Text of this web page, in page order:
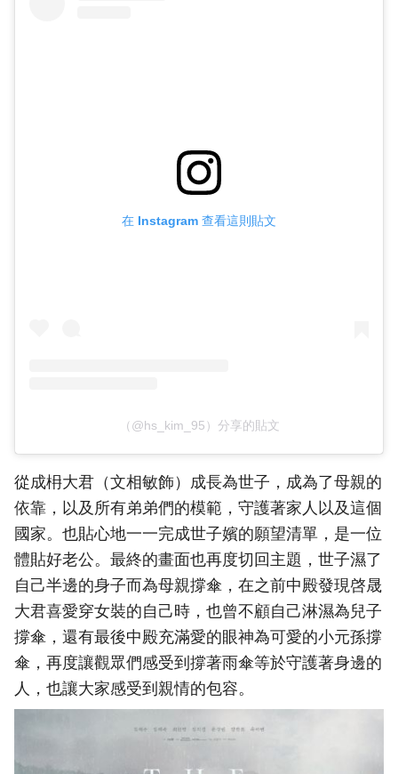
在 Instagram 查看這則貼文
（@hs_kim_95）分享的貼文
從成枏大君（文相敏飾）成長為世子，成為了母親的
依靠，以及所有弟弟們的模範，守護著家人以及這個
國家。也貼心地一一完成世子嬪的願望清單，是一位
體貼好老公。最終的畫面也再度切回主題，世子濕了
自己半邊的身子而為母親撐傘，在之前中殿發現啓晟
大君喜愛穿女裝的自己時，也曾不顧自己淋濕為兒子
撐傘，還有最後中殿充滿愛的眼神為可愛的小元孫撐
傘，再度讓觀眾們感受到撐著雨傘等於守護著身邊的
人，也讓大家感受到親情的包容。